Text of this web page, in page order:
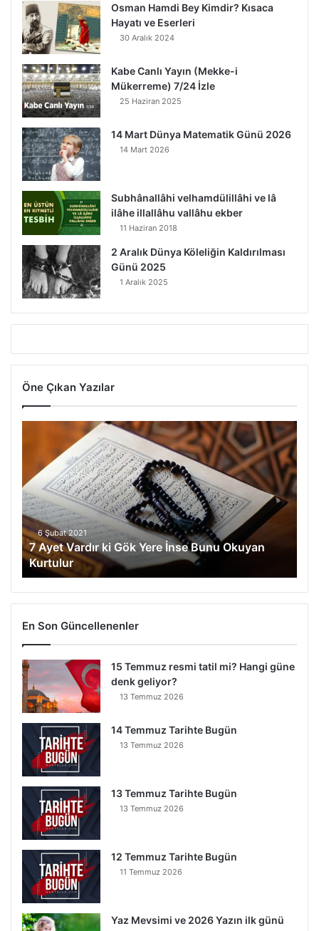
Osman Hamdi Bey Kimdir? Kısaca
Hayatı ve Eserleri
30 Aralık 2024
Kabe Canlı Yayın (Mekke-i
Mükerreme) 7/24 İzle
25 Haziran 2025
14 Mart Dünya Matematik Günü 2026
14 Mart 2026
Subhânallâhi velhamdülillâhi ve lâ
ilâhe illallâhu vallâhu ekber
11 Haziran 2018
2 Aralık Dünya Köleliğin Kaldırılması
Günü 2025
1 Aralık 2025
Öne Çıkan Yazılar
Gök
Yere
İnse
Bunu
Okuyan
Kurtulur
6 Şubat 2021
7 Ayet Vardır ki Gök Yere İnse Bunu Okuyan
Kurtulur
En Son Güncellenenler
15 Temmuz resmi tatil mi? Hangi güne
denk geliyor?
13 Temmuz 2026
14 Temmuz Tarihte Bugün
13 Temmuz 2026
13 Temmuz Tarihte Bugün
13 Temmuz 2026
12 Temmuz Tarihte Bugün
11 Temmuz 2026
Yaz Mevsimi ve 2026 Yazın ilk günü